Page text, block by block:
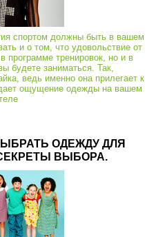
спортом должны быть в вашем
и о том, что удовольствие от
программе тренировок, но и в
будете заниматься. Так,
ведь именно она прилегает к
ощущение одежды на вашем
ОДЕЖДУ ДЛЯ
ВЫБОРА.